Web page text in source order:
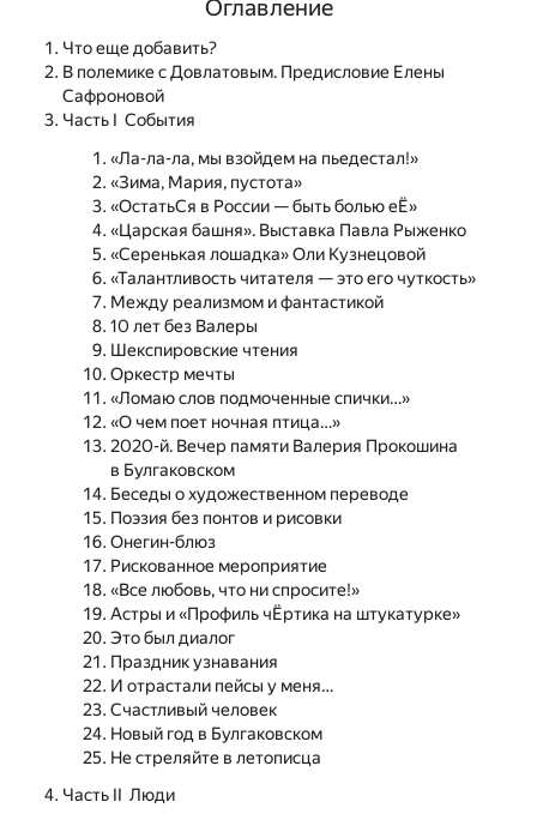
Оглавление
Что еще добавить?
В полемике с Довлатовым. Предисловие Елены
Сафроновой
Часть I События
«Ла-ла-ла, мы взойдем на пьедестал!»
«Зима, Мария, пустота»
«ОстатьСя в России — быть болью еЁ»
«Царская башня». Выставка Павла Рыженко
«Серенькая лошадка» Оли Кузнецовой
«Талантливость читателя — это его чуткость»
Между реализмом и фантастикой
10 лет без Валеры
Шекспировские чтения
Оркестр мечты
«Ломаю слов подмоченные спички…»
«О чем поет ночная птица…»
2020-й. Вечер памяти Валерия Прокошина
в Булгаковском
Беседы о художественном переводе
Поэзия без понтов и рисовки
Онегин-блюз
Рискованное мероприятие
«Все любовь, что ни спросите!»
Астры и «Профиль чЁртика на штукатурке»
Это был диалог
Праздник узнавания
И отрастали пейсы у меня…
Счастливый человек
Новый год в Булгаковском
Не стреляйте в летописца
Часть II Люди